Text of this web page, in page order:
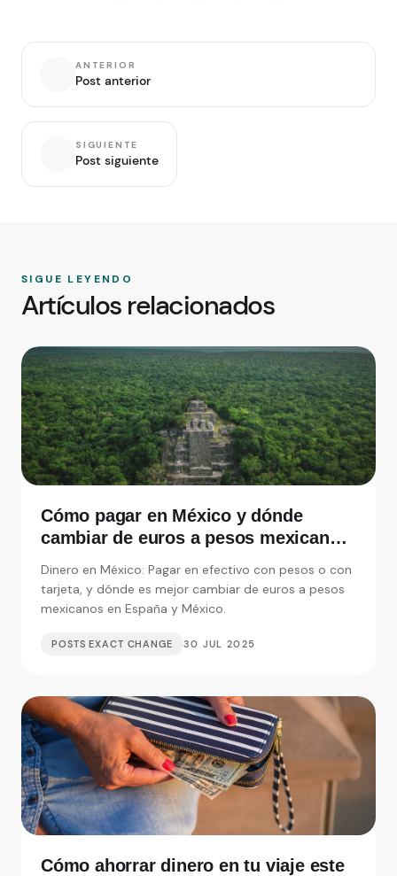
ANTERIOR
Post anterior
SIGUIENTE
Post siguiente
SIGUE LEYENDO
Artículos relacionados
Cómo pagar en México y dónde
cambiar de euros a pesos mexicanos
Dinero en México: Pagar en efectivo con pesos o con
tarjeta, y dónde es mejor cambiar de euros a pesos
mexicanos en España y México.
POSTS EXACT CHANGE 30 JUL 2025
Cómo ahorrar dinero en tu viaje este